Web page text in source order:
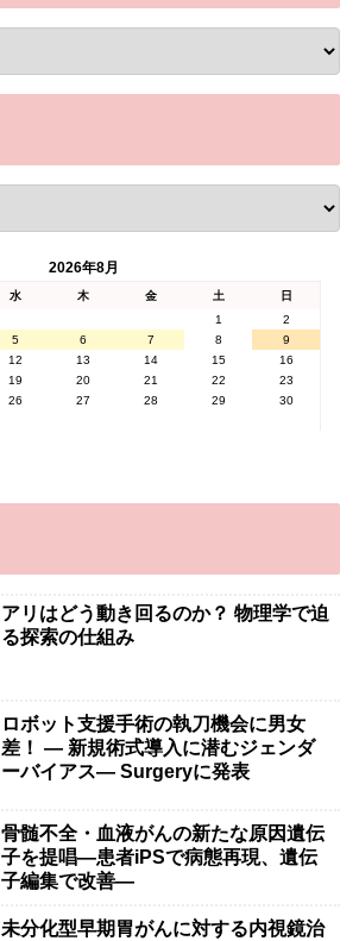
2026年8月
水 木 金 土
日
1
2
5 6 7 8
9
12 13 14 15
16
19 20 21 22
23
26 27 28 29
30
アリはどう動き回るのか？ 物理学で迫
る探索の仕組み
ロボット支援手術の執刀機会に男女
差！ — 新規術式導入に潜むジェンダ
ーバイアス— Surgeryに発表
骨髄不全・血液がんの新たな原因遺伝
子を提唱―患者iPSで病態再現、遺伝
子編集で改善―
未分化型早期胃がんに対する内視鏡治